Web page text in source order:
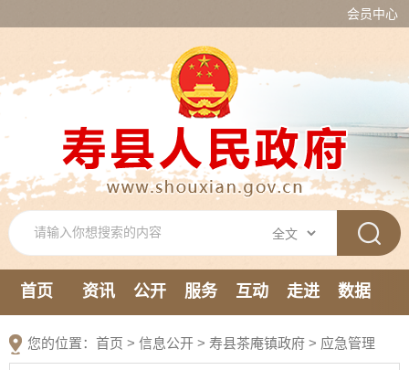
会员中心
首页 资讯 公开 服务 互动 走进
数据
您的位置： 首页 > 信息公开 > 寿县茶庵镇政府 > 应急管理